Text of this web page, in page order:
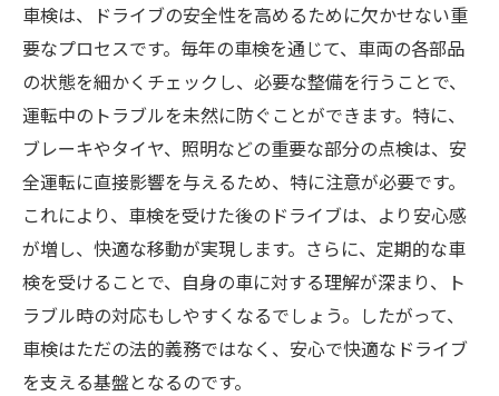
車検は、ドライブの安全性を高めるために欠かせない重
要なプロセスです。毎年の車検を通じて、車両の各部品
の状態を細かくチェックし、必要な整備を行うことで、
運転中のトラブルを未然に防ぐことができます。特に、
ブレーキやタイヤ、照明などの重要な部分の点検は、安
全運転に直接影響を与えるため、特に注意が必要です。
これにより、車検を受けた後のドライブは、より安心感
が増し、快適な移動が実現します。さらに、定期的な車
検を受けることで、自身の車に対する理解が深まり、ト
ラブル時の対応もしやすくなるでしょう。したがって、
車検はただの法的義務ではなく、安心で快適なドライブ
を支える基盤となるのです。